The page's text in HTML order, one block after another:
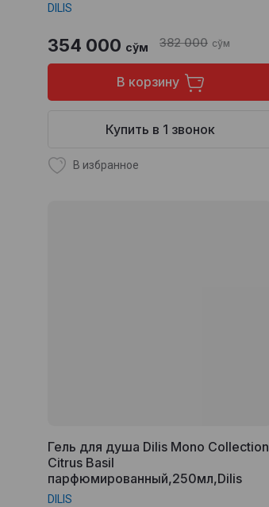
DILIS
382 000 сўм
354 000 сўм
В корзину
Купить в 1 звонок
В избранное
Гель для душа Dilis Mono Collection
Citrus Basil
парфюмированный,250мл,Dilis
DILIS